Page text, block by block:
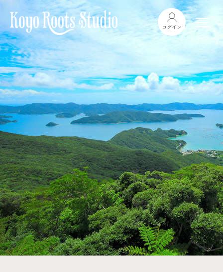
を
ス
キ
ッ
プ
ログイン